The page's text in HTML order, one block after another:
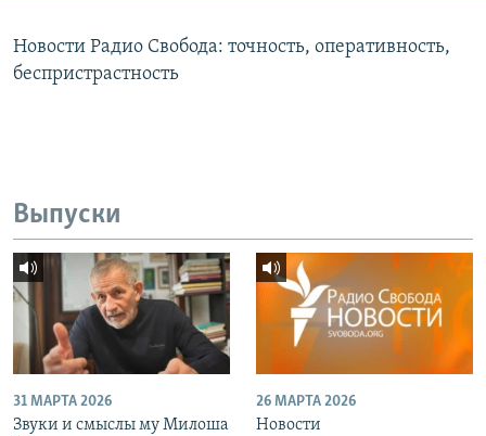
Новости Радио Свобода: точность, оперативность,
беспристрастность
Выпуски
31 МАРТА 2026
Звуки и смыслы му Милоша
26 МАРТА 2026
Новости